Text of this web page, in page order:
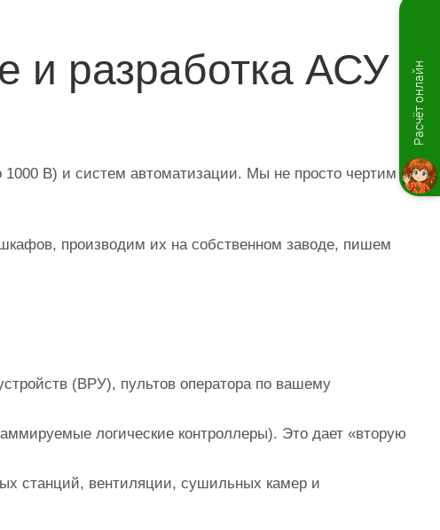
и разработка АСУ
1000 В) и систем автоматизации. Мы не просто чертим
производим их на собственном заводе, пишем
(ВРУ), пультов оператора по вашему
логические контроллеры). Это дает «вторую
станций, вентиляции, сушильных камер и
Расчёт онлайн